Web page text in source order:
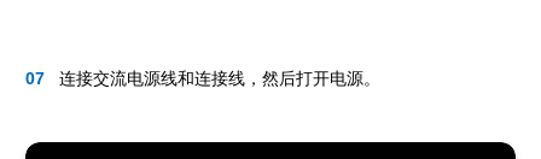
连接交流电源线和连接线，然后打开电源。